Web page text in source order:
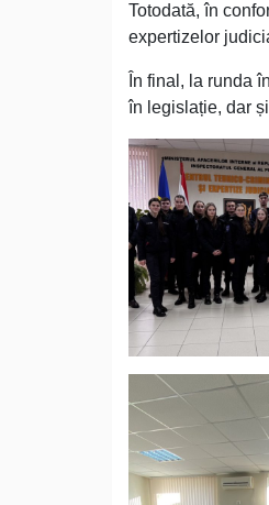
Totodată, în
expertizelor
În final, la runda
în legislație, dar